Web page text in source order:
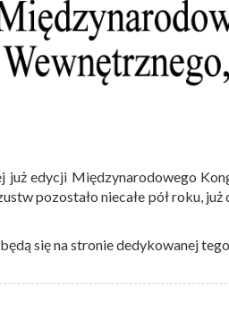
już edycji Międzynarodowego
pozostało niecałe pół roku,
się na stronie dedykowanej